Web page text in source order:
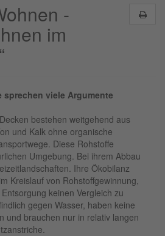
-
im
sprechen viele Argumente
bestehen weitgehend aus
und Kalk ohne organische
Diese Rohstoffe
Umgebung. Bei ihrem Abbau
Ihre Ökobilanz
Kreislauf von Rohstoffgewinnung,
keinen Vergleich zu
gegen Wasser, haben keine
und brauchen nur in relativ langen